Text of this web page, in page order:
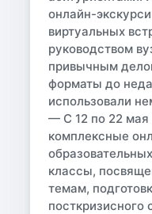
онлайн-
виртуальных
руководством
привычным
форматы до
использовали
— С 12 по 22 мая
комплексные
классы,
темам,